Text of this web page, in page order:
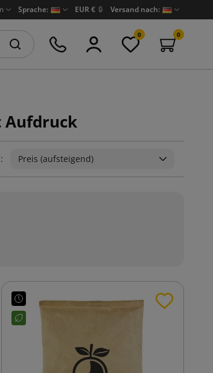
Sprache: EUR € 🔒 Versand nach:
0 0
Aufdruck
Preis (aufsteigend)